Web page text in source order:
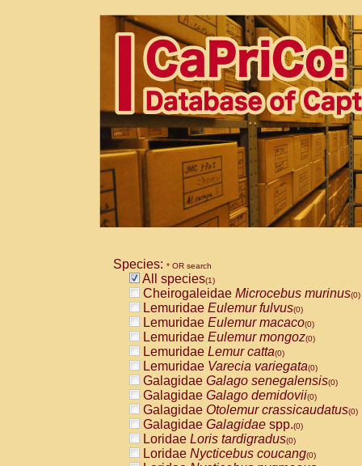
Species: * OR search
All species(1)
Cheirogaleidae Microcebus murinus(0)
Lemuridae Eulemur fulvus(0)
Lemuridae Eulemur macaco(0)
Lemuridae Eulemur mongoz(0)
Lemuridae Lemur catta(0)
Lemuridae Varecia variegata(0)
Galagidae Galago senegalensis(0)
Galagidae Galago demidovii(0)
Galagidae Otolemur crassicaudatus(0)
Galagidae Galagidae spp.(0)
Loridae Loris tardigradus(0)
Loridae Nycticebus coucang(0)